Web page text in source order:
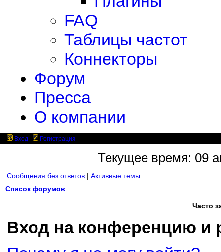
FAQ
Таблицы частот
Коннекторы
Форум
Пресса
О компании
Вход Регистрация
Текущее время: 09
Сообщения без ответов | Активные темы
Список форумов
Часто
Вход на конференцию и